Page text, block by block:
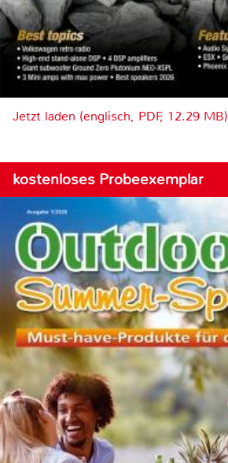
Jetzt laden (englisch, PDF, 12.29 MB)
kostenloses Probeexemplar